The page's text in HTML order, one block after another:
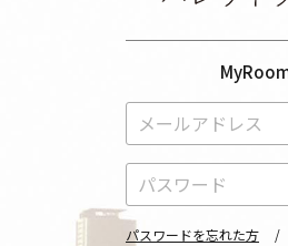
メールアドレス
パスワード
パスワードを忘れた方 /